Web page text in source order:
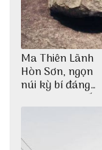
Ma Thiên Lãnh
Hòn Sơn, ngọn
núi kỳ bí đáng
khám phá nhất